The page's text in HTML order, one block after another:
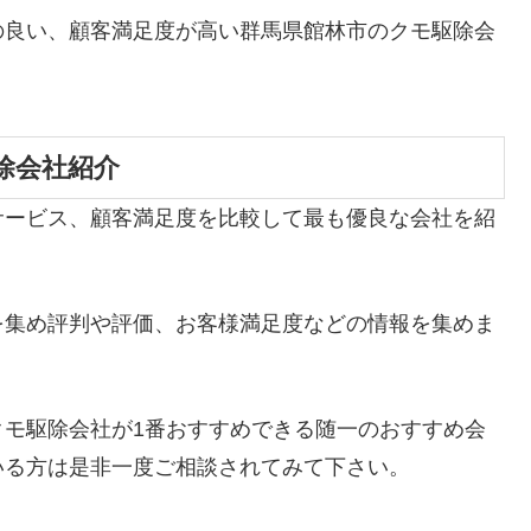
い、顧客満足度が高い群馬県館林市のクモ駆除会
会社紹介
ビス、顧客満足度を比較して最も優良な会社を紹
め評判や評価、お客様満足度などの情報を集めま
駆除会社が1番おすすめできる随一のおすすめ会
方は是非一度ご相談されてみて下さい。